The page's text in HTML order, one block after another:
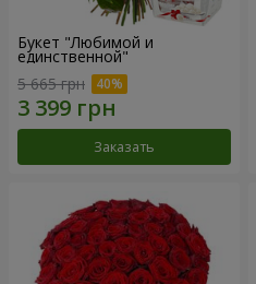
Букет "Любимой и
единственной"
5 665 грн
Заказать